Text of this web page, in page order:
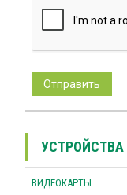
УСТРОЙСТВА
ВИДЕОКАРТЫ